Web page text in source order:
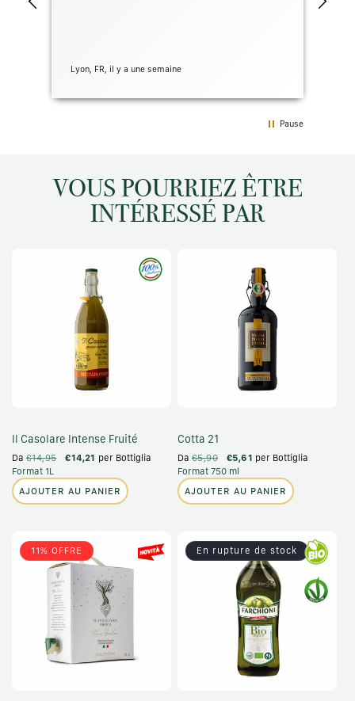
Lyon, FR, il y a une semaine
Pause
VOUS POURRIEZ ÊTRE
INTÉRESSÉ PAR
Il Casolare Intense Fruité
Da €14,95 €14,21 per Bottiglia
Format 1L
AJOUTER AU PANIER
Cotta 21
Da €5,90 €5,61 per Bottiglia
Format 750 ml
AJOUTER AU PANIER
11% OFFRE En rupture de stock